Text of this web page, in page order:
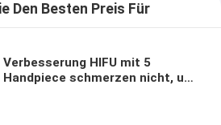
Den Besten Preis Für
Verbesserung HIFU mit 5
Handpiece schmerzen nicht, um